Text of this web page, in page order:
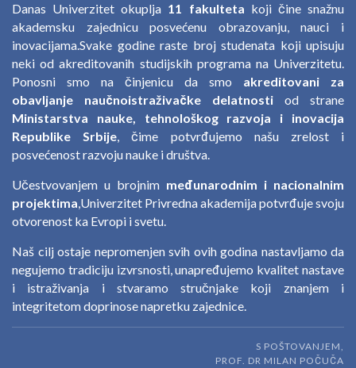
Danas Univerzitet okuplja 11 fakulteta koji čine snažnu
akademsku zajednicu posvećenu obrazovanju, nauci i
inovacijama.Svake godine raste broj studenata koji upisuju
neki od akreditovanih studijskih programa na Univerzitetu.
Ponosni smo na činjenicu da smo akreditovani za
obavljanje naučnoistraživačke delatnosti od strane
Ministarstva nauke, tehnološkog razvoja i inovacija
Republike Srbije, čime potvrđujemo našu zrelost i
posvećenost razvoju nauke i društva.
Učestvovanjem u brojnim međunarodnim i nacionalnim
projektima,Univerzitet Privredna akademija potvrđuje svoju
otvorenost ka Evropi i svetu.
Naš cilj ostaje nepromenjen svih ovih godina nastavljamo da
negujemo tradiciju izvrsnosti, unapređujemo kvalitet nastave
i istraživanja i stvaramo stručnjake koji znanjem i
integritetom doprinose napretku zajednice.
S POŠTOVANJEM,
PROF. DR MILAN POČUČA